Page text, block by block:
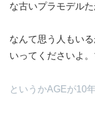
な古いプラモデル
なんて思う人もい
いってくださいよ
というかAGEが10